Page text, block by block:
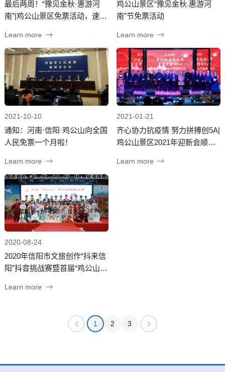
最后两周！“豫见金秋·惠游河
南”|鸡公山景区免票活动，速
Learn more
鸡公山景区“豫见金秋.惠游河
南”节免票活动
Learn more
2021-10-10
通知：河南·信阳·鸡公山向全国
人民免票一个月啦！
Learn more
2021-01-21
齐心协力抗疫情 努力拼搏创5A|
鸡公山景区2021年迎新会顺利
Learn more
2020-08-24
2020年信阳市文旅创作“抖来信
阳”抖音挑战赛暨首届“鸡公山”
开幕
Learn more
1 2 3